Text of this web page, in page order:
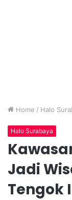
Home / Halo
Halo Surabaya
Jadi
Tengok